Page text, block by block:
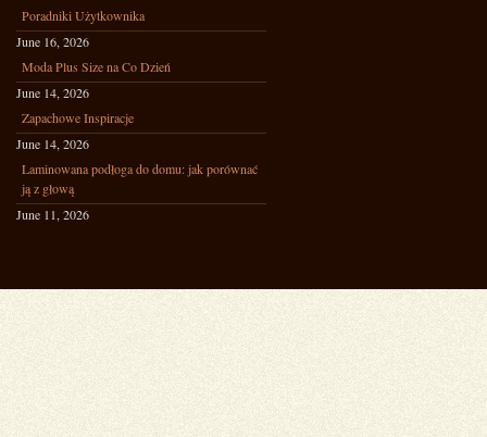
Poradniki Użytkownika
June 16, 2026
Moda Plus Size na Co Dzień
June 14, 2026
Zapachowe Inspiracje
June 14, 2026
Laminowana podłoga do domu: jak porównać
ją z głową
June 11, 2026